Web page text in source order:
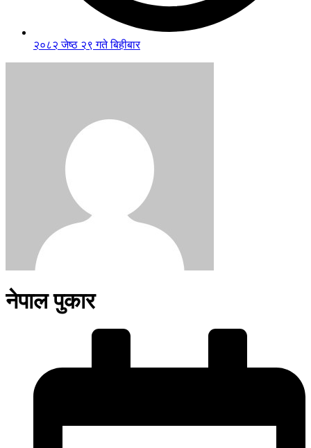
२०८२ जेष्ठ २९ गते बिहीबार
नेपाल पुकार